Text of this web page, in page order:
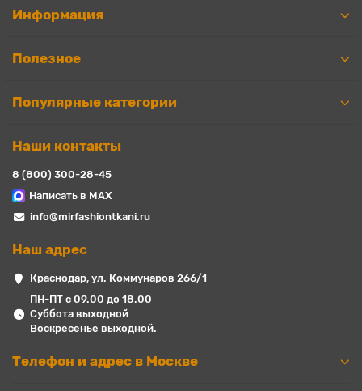
Информация
Полезное
Популярные категории
Наши контакты
8 (800) 300-28-45
Написать в MAX
info@mirfashiontkani.ru
Наш адрес
Краснодар, ул. Коммунаров 266/1
ПН-ПТ с 09.00 до 18.00
Суббота выходной
Воскресенье выходной.
Телефон и адрес в Москве